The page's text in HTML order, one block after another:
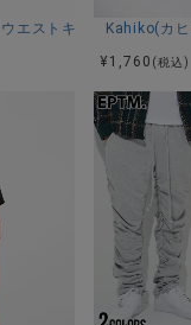
エストキッズ)L/S TEE/
Kahiko(カ
¥ 1,760 (税込)